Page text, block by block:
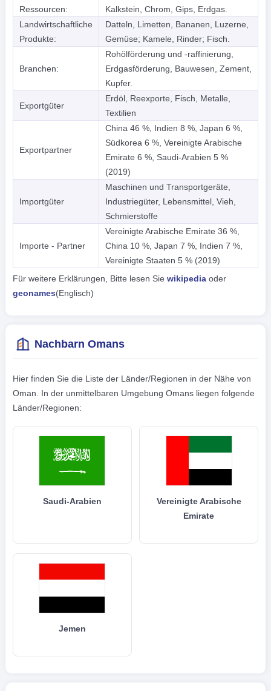
Ressourcen:
Kalkstein, Chrom, Gips, Erdgas.
Landwirtschaftliche
Produkte:
Datteln, Limetten, Bananen, Luzerne,
Gemüse; Kamele, Rinder; Fisch.
Branchen:
Rohölförderung und -raffinierung,
Erdgasförderung, Bauwesen, Zement,
Kupfer.
Exportgüter
Erdöl, Reexporte, Fisch, Metalle,
Textilien
Exportpartner
China 46 %, Indien 8 %, Japan 6 %,
Südkorea 6 %, Vereinigte Arabische
Emirate 6 %, Saudi-Arabien 5 %
(2019)
Importgüter
Maschinen und Transportgeräte,
Industriegüter, Lebensmittel, Vieh,
Schmierstoffe
Importe - Partner
Vereinigte Arabische Emirate 36 %,
China 10 %, Japan 7 %, Indien 7 %,
Vereinigte Staaten 5 % (2019)
Für weitere Erklärungen, Bitte lesen Sie wikipediaoder
geonames(Englisch)
Nachbarn Omans
Hier finden Sie die Liste der Länder/Regionen in der Nähe von
Oman. In der unmittelbaren Umgebung Omans liegen folgende
Länder/Regionen:
Saudi-Arabien
Vereinigte Arabische
Emirate
Jemen